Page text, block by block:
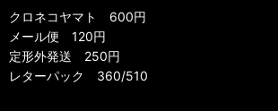
クロネコヤマト 600円
メール便 120円
定形外発送 250円
レターパック 360/510